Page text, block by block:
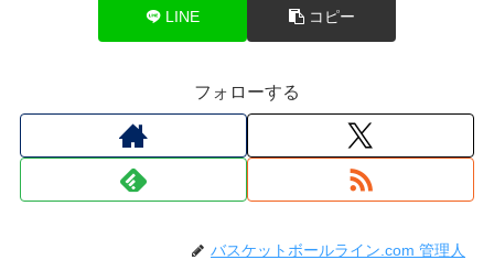
LINE コピー
フォローする
バスケットボールライン.com 管理人